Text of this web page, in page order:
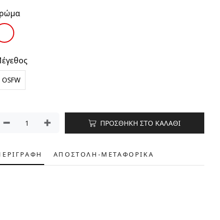
OSFW
ΠΡΟΣΘΗΚΗ ΣΤΟ ΚΑΛΑΘΙ
ΑΠΟΣΤΟΛΗ-ΜΕΤΑΦΟΡΙΚΑ